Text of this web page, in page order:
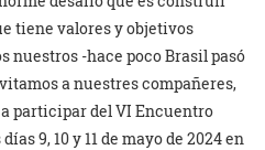
tiene valores y objetivos
nuestros -hace poco Brasil pasó
a nuestres compañeres,
participar del VI Encuentro
9, 10 y 11 de mayo de 2024 en